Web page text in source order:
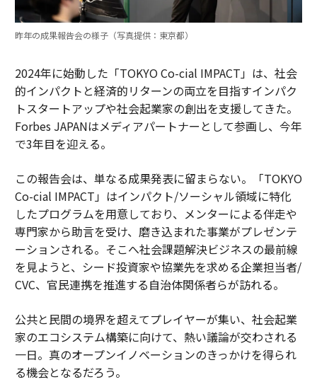
昨年の成果報告会の様子（写真提供：東京都）
2024年に始動した「TOKYO Co-cial IMPACT」は、社会
的インパクトと経済的リターンの両立を目指すインパク
トスタートアップや社会起業家の創出を支援してきた。
Forbes JAPANはメディアパートナーとして参画し、今年
で3年目を迎える。
この報告会は、単なる成果発表に留まらない。「TOKYO
Co-cial IMPACT」はインパクト/ソーシャル領域に特化
したプログラムを用意しており、メンターによる伴走や
専門家から助言を受け、磨き込まれた事業がプレゼンテ
ーションされる。そこへ社会課題解決ビジネスの最前線
を見ようと、シード投資家や協業先を求める企業担当者/
CVC、官民連携を推進する自治体関係者らが訪れる。
公共と民間の境界を超えてプレイヤーが集い、社会起業
家のエコシステム構築に向けて、熱い議論が交わされる
一日。真のオープンイノベーションのきっかけを得られ
る機会となるだろう。